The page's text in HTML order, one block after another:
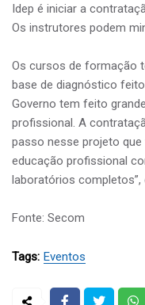
Idep é iniciar a
Os instrutores podem
Os cursos de formação
base de diagnóstico
Governo tem feito
profissional. A
passo nesse projeto
educação profissional
laboratórios completos”,
Fonte: Secom
Tags: Eventos